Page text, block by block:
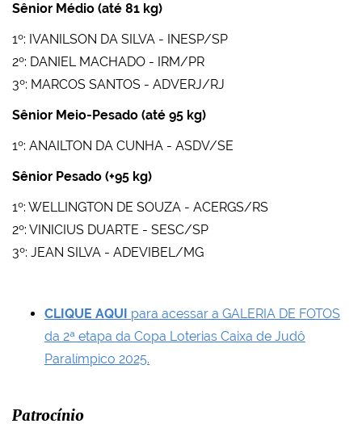
Sênior Médio (até 81 kg)
1º: IVANILSON DA SILVA - INESP/SP
2º: DANIEL MACHADO - IRM/PR
3º: MARCOS SANTOS - ADVERJ/RJ
Sênior Meio-Pesado (até 95 kg)
1º: ANAILTON DA CUNHA - ASDV/SE
Sênior Pesado (+95 kg)
1º: WELLINGTON DE SOUZA - ACERGS/RS
2º: VINICIUS DUARTE - SESC/SP
3º: JEAN SILVA - ADEVIBEL/MG
CLIQUE AQUI para acessar a GALERIA DE FOTOS
da 2ª etapa da Copa Loterias Caixa de Judô
Paralímpico 2025.
Patrocínio